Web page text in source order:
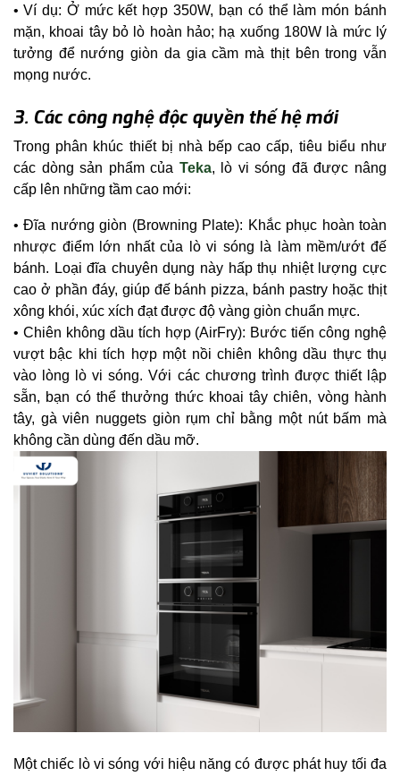
Ví dụ: Ở mức kết hợp 350W, bạn có thể làm món bánh
mặn, khoai tây bỏ lò hoàn hảo; hạ xuống 180W là mức lý
tưởng để nướng giòn da gia cầm mà thịt bên trong vẫn
mọng nước.
3. Các công nghệ độc quyền thế hệ mới
Trong phân khúc thiết bị nhà bếp cao cấp, tiêu biểu như
các dòng sản phẩm của Teka, lò vi sóng đã được nâng
cấp lên những tầm cao mới:
Đĩa nướng giòn (Browning Plate): Khắc phục hoàn toàn
nhược điểm lớn nhất của lò vi sóng là làm mềm/ướt đế
bánh. Loại đĩa chuyên dụng này hấp thụ nhiệt lượng cực
cao ở phần đáy, giúp đế bánh pizza, bánh pastry hoặc thịt
xông khói, xúc xích đạt được độ vàng giòn chuẩn mực.
Chiên không dầu tích hợp (AirFry): Bước tiến công nghệ
vượt bậc khi tích hợp một nồi chiên không dầu thực thụ
vào lòng lò vi sóng. Với các chương trình được thiết lập
sẵn, bạn có thể thưởng thức khoai tây chiên, vòng hành
tây, gà viên nuggets giòn rụm chỉ bằng một nút bấm mà
không cần dùng đến dầu mỡ.
Một chiếc lò vi sóng với hiệu năng có được phát huy tối đa